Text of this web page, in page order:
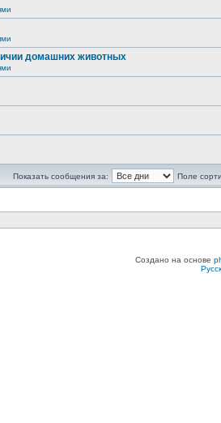
домашних животных
Показать сообщения за:
Поле
Создано на основе